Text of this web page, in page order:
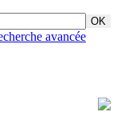
avancée